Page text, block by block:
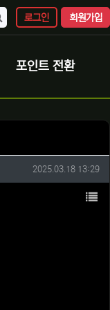
로그인 회원가입
포인트 전환
작성일
2025.03.18 13:29
목